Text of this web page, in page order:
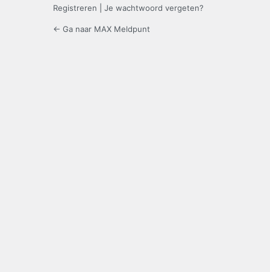
Registreren Je wachtwoord vergeten?
← Ga naar MAX Meldpunt